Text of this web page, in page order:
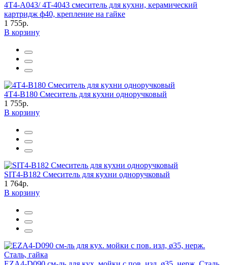
4T4-A043/ 4T-4043 смеситель для кухни, керамический
картридж ф40, крепление на гайке
1 755р.
В корзину
4T4-B180 Смеситель для кухни одноручковый
1 755р.
В корзину
SIT4-B182 Смеситель для кухни одноручковый
1 764р.
В корзину